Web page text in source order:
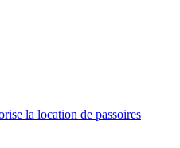
la location de passoires